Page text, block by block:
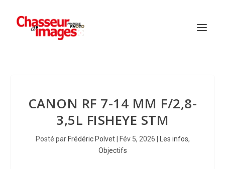
CANON RF 7-14 MM F/2,8-
3,5L FISHEYE STM
Posté par Frédéric Polvet| Fév 5, 2026 Les infos,
Objectifs